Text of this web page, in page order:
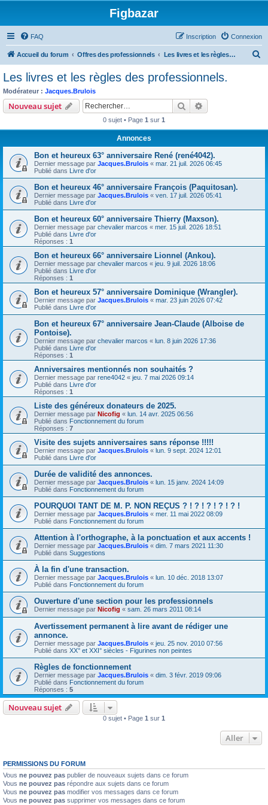
Figbazar
FAQ Connexion
Inscription
Accueil du forum Offres des professionnels Les livres et les règles des professionnels.
Les livres et les règles des professionnels.
Modérateur : Jacques.Brulois
Nouveau sujet Rechercher
0 sujet • Page 1 sur 1
Annonces
Bon et heureux 63° anniversaire René (rené4042).
Dernier message par Jacques.Brulois « mar. 21 juil. 2026 06:45
Publié dans Livre d'or
Bon et heureux 46° anniversaire François (Paquitosan).
Dernier message par Jacques.Brulois « ven. 17 juil. 2026 05:41
Publié dans Livre d'or
Bon et heureux 60° anniversaire Thierry (Maxson).
Dernier message par chevalier marcos « mer. 15 juil. 2026 18:51
Publié dans Livre d'or
Réponses : 1
Bon et heureux 66° anniversaire Lionnel (Ankou).
Dernier message par chevalier marcos « jeu. 9 juil. 2026 18:06
Publié dans Livre d'or
Réponses : 1
Bon et heureux 57° anniversaire Dominique (Wrangler).
Dernier message par Jacques.Brulois « mar. 23 juin 2026 07:42
Publié dans Livre d'or
Bon et heureux 67° anniversaire Jean-Claude (Alboise de
Pontoise).
Dernier message par chevalier marcos « lun. 8 juin 2026 17:36
Publié dans Livre d'or
Réponses : 1
Anniversaires mentionnés non souhaités ?
Dernier message par rene4042 « jeu. 7 mai 2026 09:14
Publié dans Livre d'or
Réponses : 1
Liste des généreux donateurs de 2025.
Dernier message par Nicofig « lun. 14 avr. 2025 06:56
Publié dans Fonctionnement du forum
Réponses : 7
Visite des sujets anniversaires sans réponse !!!!!
Dernier message par Jacques.Brulois « lun. 9 sept. 2024 12:01
Publié dans Livre d'or
Durée de validité des annonces.
Dernier message par Jacques.Brulois « lun. 15 janv. 2024 14:09
Publié dans Fonctionnement du forum
POURQUOI TANT DE M. P. NON REÇUS ? ! ? ! ? ! ? ! ? !
Dernier message par Jacques.Brulois « mer. 11 mai 2022 08:09
Publié dans Fonctionnement du forum
Attention à l'orthographe, à la ponctuation et aux accents !
Dernier message par Jacques.Brulois « dim. 7 mars 2021 11:30
Publié dans Suggestions
À la fin d'une transaction.
Dernier message par Jacques.Brulois « lun. 10 déc. 2018 13:07
Publié dans Fonctionnement du forum
Ouverture d'une section pour les professionnels
Dernier message par Nicofig « sam. 26 mars 2011 08:14
Avertissement permanent à lire avant de rédiger une
annonce.
Dernier message par Jacques.Brulois « jeu. 25 nov. 2010 07:56
Publié dans XX° et XXI° siècles - Figurines non peintes
Règles de fonctionnement
Dernier message par Jacques.Brulois « dim. 3 févr. 2019 09:06
Publié dans Fonctionnement du forum
Réponses : 5
Nouveau sujet
0 sujet • Page 1 sur 1
Aller
PERMISSIONS DU FORUM
Vous ne pouvez pas publier de nouveaux sujets dans ce forum
Vous ne pouvez pas répondre aux sujets dans ce forum
Vous ne pouvez pas modifier vos messages dans ce forum
Vous ne pouvez pas supprimer vos messages dans ce forum